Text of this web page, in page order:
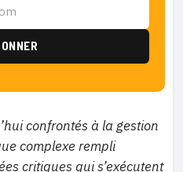
confrontés à la gestion
complexe rempli
critiques qui s’exécutent